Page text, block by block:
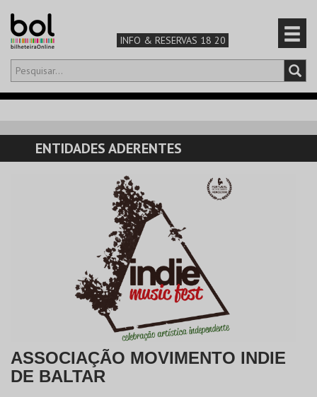
INFO & RESERVAS 18 20
Olá,iniciar sessão
CARRINHO
TEATRO & ARTE
MÚSICA & FESTIVAIS
DESPORTO & AVENTURA
ENTIDADES ADERENTES
ASSOCIAÇÃO MOVIMENTO INDIE
DE BALTAR